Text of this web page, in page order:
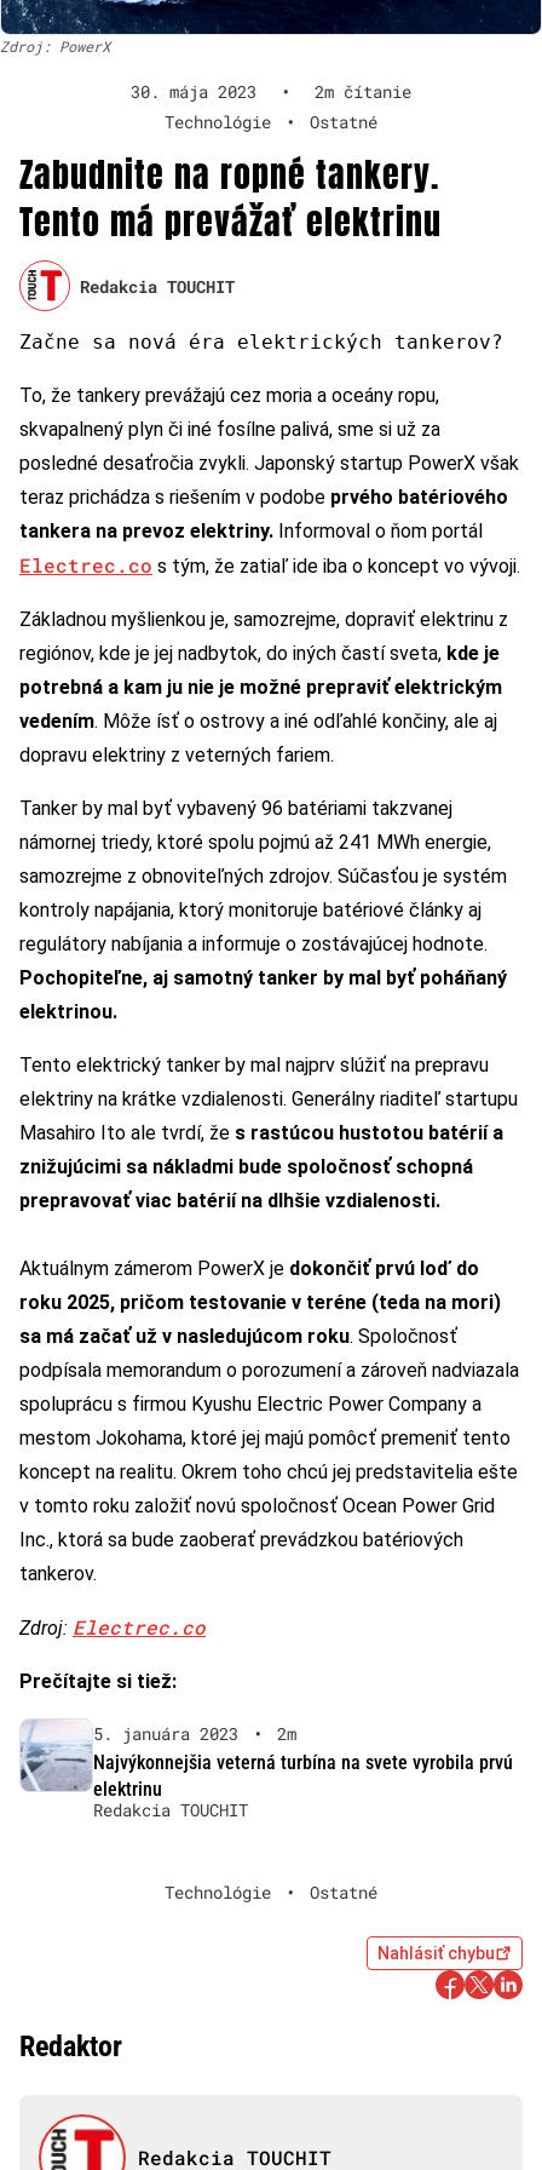
Zdroj: PowerX
30. mája 2023 •
2m čítanie
Technológie
• Ostatné
Zabudnite na ropné tankery.
Tento má prevážať elektrinu
Redakcia TOUCHIT
Začne sa nová éra elektrických tankerov?
To, že tankery prevážajú cez moria a oceány ropu,
skvapalnený plyn či iné fosílne palivá, sme si už za
posledné desaťročia zvykli. Japonský startup PowerX však
teraz prichádza s riešením v podobe prvého batériového
tankera na prevoz elektriny. Informoval o ňom portál
Electrec.co s tým, že zatiaľ ide iba o koncept vo vývoji.
Základnou myšlienkou je, samozrejme, dopraviť elektrinu z
regiónov, kde je jej nadbytok, do iných častí sveta, kde je
potrebná a kam ju nie je možné prepraviť elektrickým
vedením. Môže ísť o ostrovy a iné odľahlé končiny, ale aj
dopravu elektriny z veterných fariem.
Tanker by mal byť vybavený 96 batériami takzvanej
námornej triedy, ktoré spolu pojmú až 241 MWh energie,
samozrejme z obnoviteľných zdrojov. Súčasťou je systém
kontroly napájania, ktorý monitoruje batériové články aj
regulátory nabíjania a informuje o zostávajúcej hodnote.
Pochopiteľne, aj samotný tanker by mal byť poháňaný
elektrinou.
Tento elektrický tanker by mal najprv slúžiť na prepravu
elektriny na krátke vzdialenosti. Generálny riaditeľ startupu
Masahiro Ito ale tvrdí, že s rastúcou hustotou batérií a
znižujúcimi sa nákladmi bude spoločnosť schopná
prepravovať viac batérií na dlhšie vzdialenosti.
Aktuálnym zámerom PowerX je dokončiť prvú loď do
roku 2025, pričom testovanie v teréne (teda na mori)
sa má začať už v nasledujúcom roku. Spoločnosť
podpísala memorandum o porozumení a zároveň nadviazala
spoluprácu s firmou Kyushu Electric Power Company a
mestom Jokohama, ktoré jej majú pomôcť premeniť tento
koncept na realitu. Okrem toho chcú jej predstavitelia ešte
v tomto roku založiť novú spoločnosť Ocean Power Grid
Inc., ktorá sa bude zaoberať prevádzkou batériových
tankerov.
Zdroj: Electrec.co
Prečítajte si tiež:
5. januára 2023 •
2m
Najvýkonnejšia veterná turbína na svete vyrobila prvú
elektrinu
Redakcia TOUCHIT
Technológie • Ostatné
Nahlásiť chybu
Redaktor
Redakcia TOUCHIT